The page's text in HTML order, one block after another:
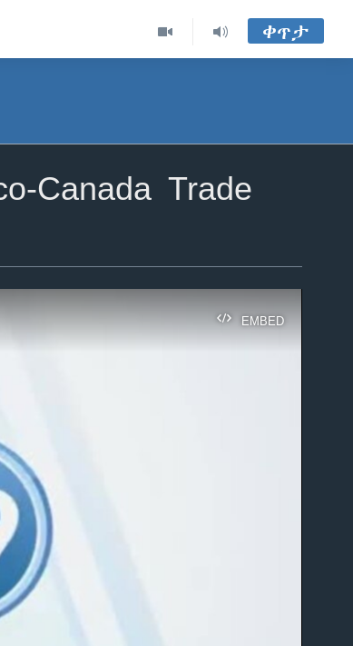
ቀጥታ
Canada Trade
EMBED